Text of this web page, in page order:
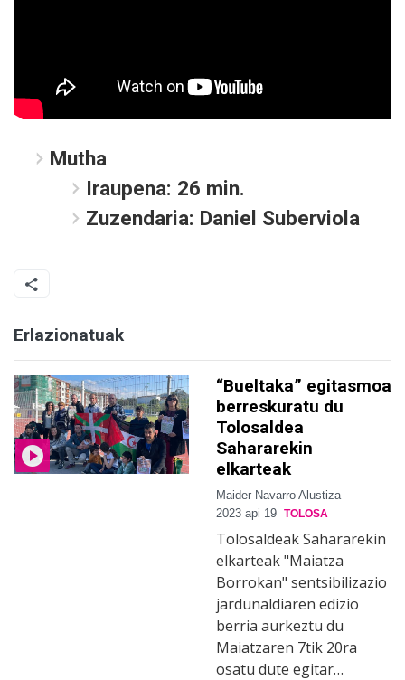
Mutha
Iraupena: 26 min.
Zuzendaria: Daniel Suberviola
Erlazionatuak
“Bueltaka” egitasmoa
berreskuratu du
Tolosaldea
Sahararekin
elkarteak
Maider Navarro Alustiza
2023 api 19 TOLOSA
Tolosaldeak Sahararekin
elkarteak "Maiatza
Borrokan" sentsibilizazio
jardunaldiaren edizio
berria aurkeztu du
Maiatzaren 7tik 20ra
osatu dute egitar…